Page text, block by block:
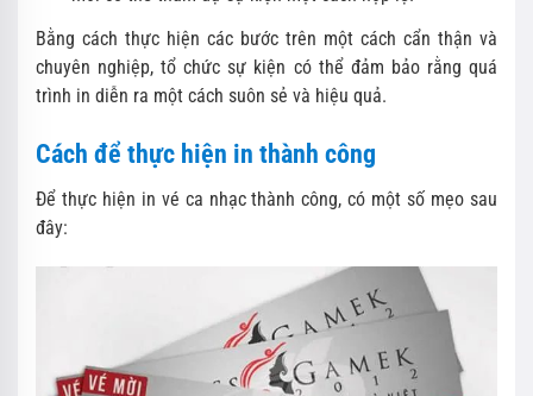
Bằng cách thực hiện các bước trên một cách cẩn thận và
chuyên nghiệp, tổ chức sự kiện có thể đảm bảo rằng quá
trình in diễn ra một cách suôn sẻ và hiệu quả.
Cách để thực hiện in thành công
Để thực hiện in vé ca nhạc thành công, có một số mẹo sau
đây: